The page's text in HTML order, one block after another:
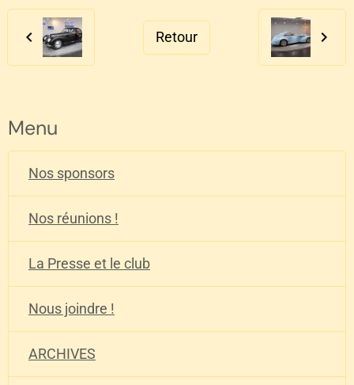
Retour
Menu
Nos sponsors
Nos réunions !
La Presse et le club
Nous joindre !
ARCHIVES